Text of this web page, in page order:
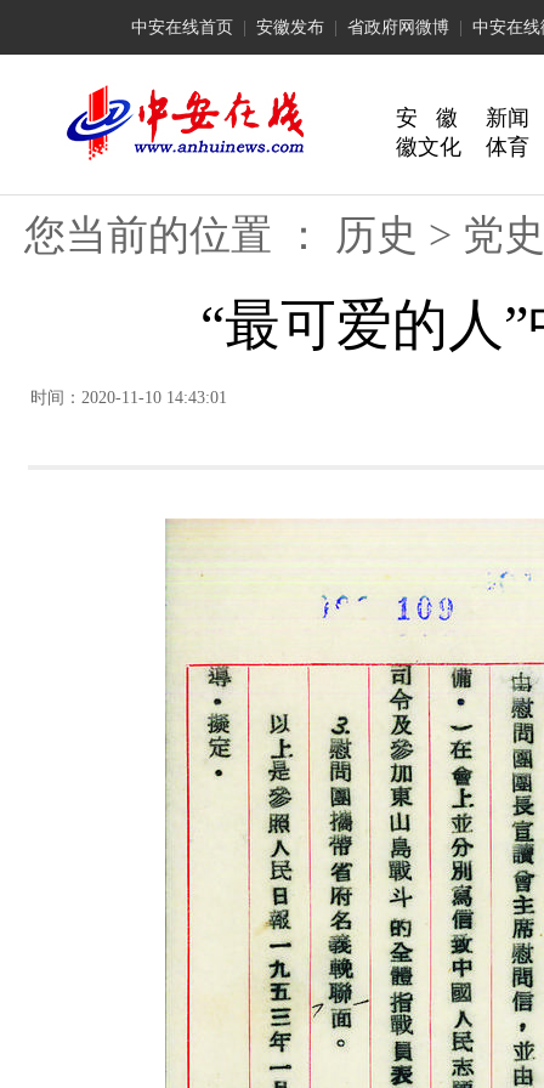
中安在线首页 安徽发布 省政府网微博 中安在线
安 徽
新闻
徽文化
体育
您当前的位置 ： 历史 > 党
“最可爱的人
时间：2020-11-10 14:43:01